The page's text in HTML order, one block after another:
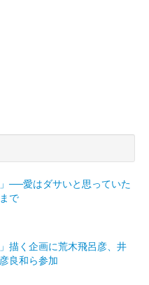
──愛はダサいと思っていた
で
描く企画に荒木飛呂彦、井
良和ら参加